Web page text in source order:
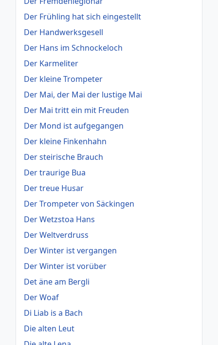
Der Frühling hat sich eingestellt
Der Handwerksgesell
Der Hans im Schnockeloch
Der Karmeliter
Der kleine Trompeter
Der Mai, der Mai der lustige Mai
Der Mai tritt ein mit Freuden
Der Mond ist aufgegangen
Der kleine Finkenhahn
Der steirische Brauch
Der traurige Bua
Der treue Husar
Der Trompeter von Säckingen
Der Wetzstoa Hans
Der Weltverdruss
Der Winter ist vergangen
Der Winter ist vorüber
Det äne am Bergli
Der Woaf
Di Liab is a Bach
Die alten Leut